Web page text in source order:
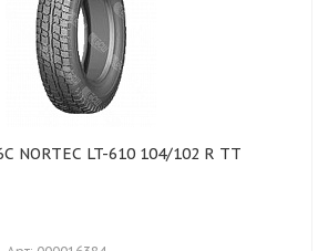
NORTEC LT-610 104/102 R TT